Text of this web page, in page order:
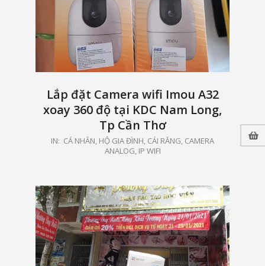
Lắp đặt Camera wifi Imou A32
xoay 360 độ tại KDC Nam Long,
Tp Cần Thơ
2024-
IN: CÁ NHÂN, HỘ GIA ĐÌNH, CÁI RĂNG, CAMERA
ANALOG, IP WIFI